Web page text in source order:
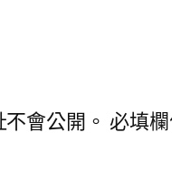
會公開。 必填